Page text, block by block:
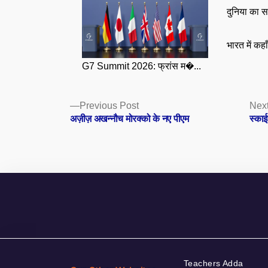
G7 Summit 2026: फ्रांस म�...
दुनिया का
भारत में
Posts
navigation
Previous PostPrevious
post:
अज़ीज़ अखन्नौच मोरक्को के नए पीएम
Teachers Adda